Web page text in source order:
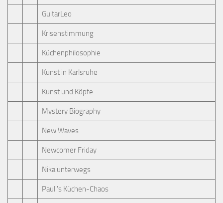
GuitarLeo
Krisenstimmung
Küchenphilosophie
Kunst in Karlsruhe
Kunst und Köpfe
Mystery Biography
New Waves
Newcomer Friday
Nika unterwegs
Pauli's Küchen-Chaos